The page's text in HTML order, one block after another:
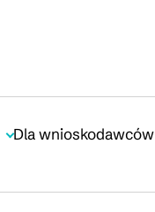
Dla wnioskodawców